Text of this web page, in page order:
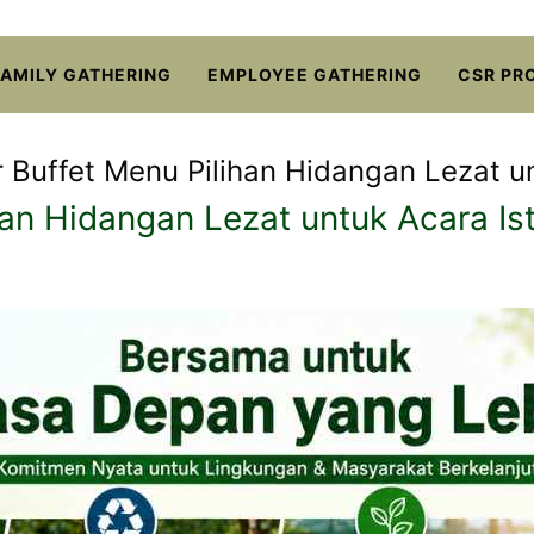
GATHERING EMPLOYEE GATHERING CSR
Buffet Menu Pilihan Hidangan Lezat
Hidangan Lezat untuk Acara